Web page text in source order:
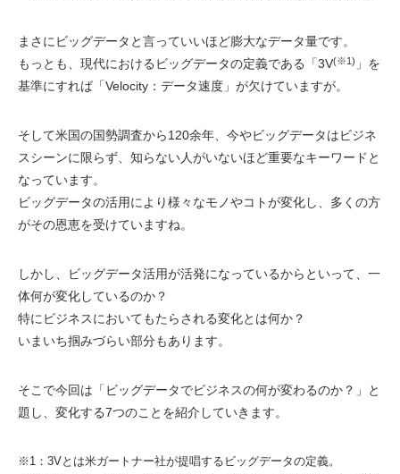
まさにビッグデータと言っていいほど膨大なデータ量です。
もっとも、現代におけるビッグデータの定義である「3V(※1) 」を
基準にすれば「Velocity：データ速度」が欠けていますが。
そして米国の国勢調査から120余年、今やビッグデータはビジネ
スシーンに限らず、知らない人がいないほど重要なキーワードと
なっています。
ビッグデータの活用により様々なモノやコトが変化し、多くの方
がその恩恵を受けていますね。
しかし、ビッグデータ活用が活発になっているからといって、一
体何が変化しているのか？
特にビジネスにおいてもたらされる変化とは何か？
いまいち掴みづらい部分もあります。
そこで今回は「ビッグデータでビジネスの何が変わるのか？」と
題し、変化する7つのことを紹介していきます。
※1：3Vとは米ガートナー社が提唱するビッグデータの定義。